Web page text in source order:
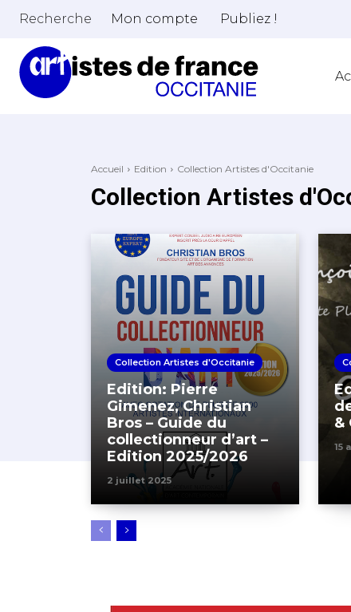
Recherche Mon compte Publiez !
Accueil Edition Collection Artistes d'Occitanie
Collection Artistes
Collection Artistes d'Occitanie
Edition: Pierre
Gimenez, Christian
Bros – Guide du
collectionneur d’art –
Edition 2025/2026
2 juillet 2025
&
15